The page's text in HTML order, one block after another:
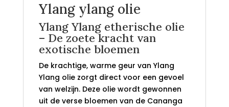
Ylang ylang olie
Ylang Ylang etherische olie
– De zoete kracht van
exotische bloemen
De krachtige, warme geur van Ylang
Ylang olie zorgt direct voor een gevoel
van welzijn. Deze olie wordt gewonnen
uit de verse bloemen van de Cananga